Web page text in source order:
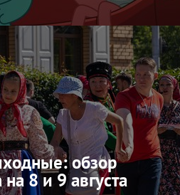
обзор
8 и 9 августа